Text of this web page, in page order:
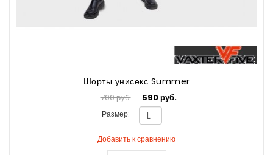
Шорты унисекс Summer
700 руб. 590 руб.
Размер:
Добавить к сравнению